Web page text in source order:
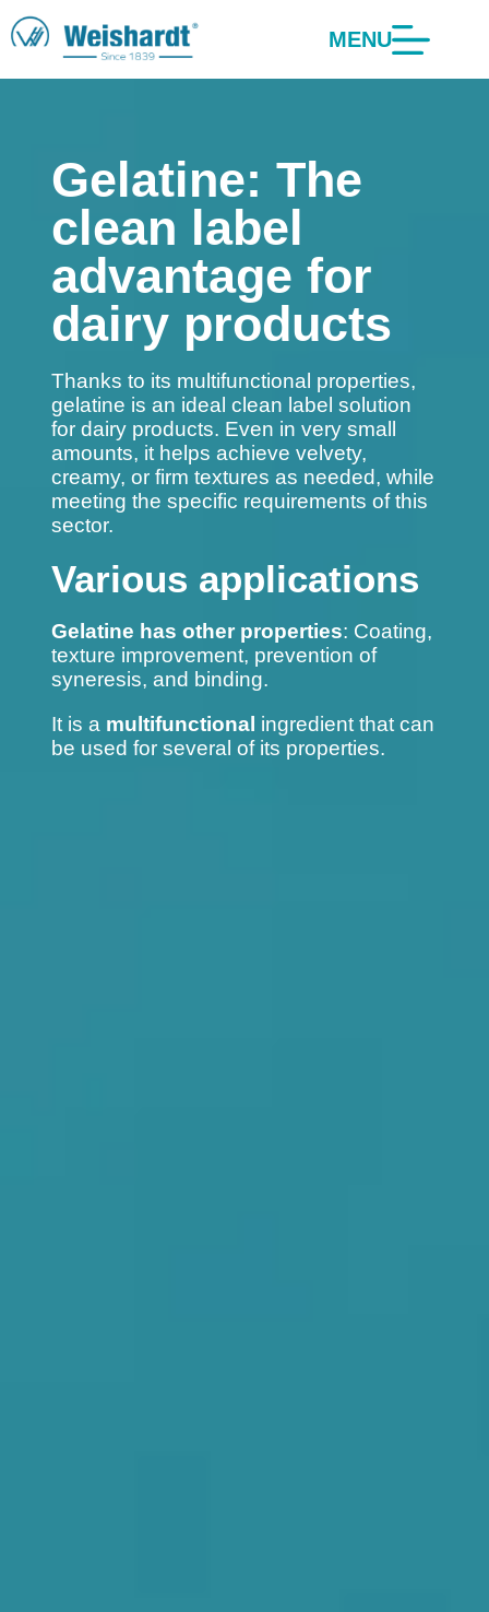
MENU
Gelatine: The
clean label
advantage for
dairy products
Thanks to its multifunctional properties,
gelatine is an ideal clean label solution
for dairy products. Even in very small
amounts, it helps achieve velvety,
creamy, or firm textures as needed, while
meeting the specific requirements of this
sector.
Various applications
Gelatine has other properties: Coating,
texture improvement, prevention of
syneresis, and binding.
It is a multifunctional ingredient that can
be used for several of its properties.